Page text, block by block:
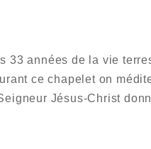
33 années de la vie
ce chapelet on
Jésus-Christ